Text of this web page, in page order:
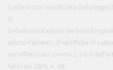
(Lettera così modificata dalla legge
2)
b) dalla valutazione dei beni
ammortamenti, di rettifiche di
per effetto dei commi 2, 5 e 6
febbraio 2005, n. 38.